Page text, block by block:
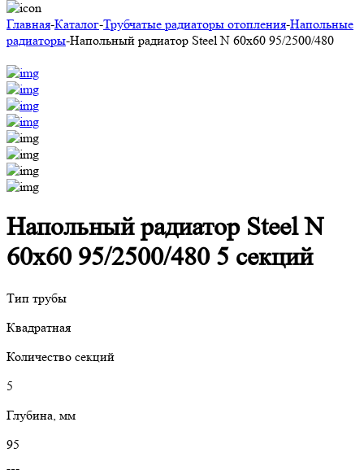
Главная-Каталог-Трубчатые радиаторы отопления-Напольные
радиаторы-Напольный радиатор Steel N 60х60 95/2500/480
Напольный радиатор Steel N
60х60 95/2500/480 5 секций
Тип трубы
Квадратная
Количество секций
5
Глубина, мм
95